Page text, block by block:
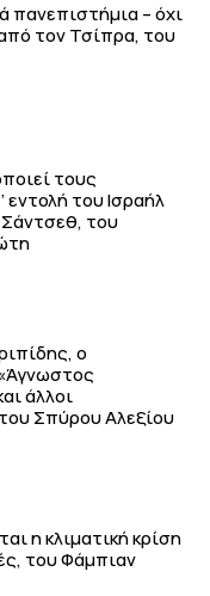
πανεπιστήμια – όχι
τον Τσίπρα, του
τους
εντολή του Ισραήλ
Σάντσεθ, του
ο
άλλοι
Σπύρου Αλεξίου
η κλιματική κρίση
του Φάμπιαν